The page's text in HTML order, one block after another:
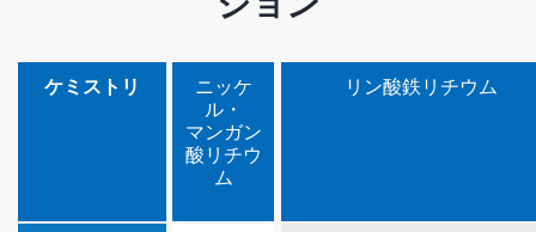
ケミストリ
ニッケ
ル・
マンガン
酸リチウ
ム
リン酸鉄リチウム